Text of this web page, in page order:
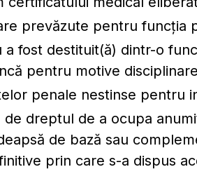
prevăzute pentru funcţia
a fost destituit(ă) dintr-o
pentru motive
penale nestinse pentru
de dreptul de a ocupa
de bază sau
prin care s-a dispus